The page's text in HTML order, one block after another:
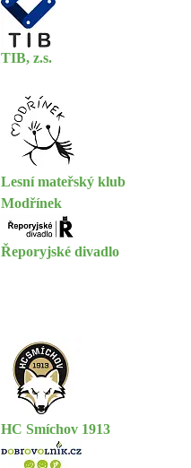
TIB, z.s.
Lesní mateřský klub
Modřínek
Řeporyjské divadlo
HC Smíchov 1913